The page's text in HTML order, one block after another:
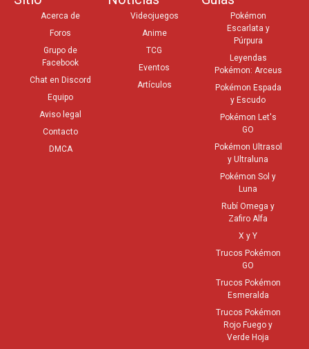
Acerca de
Foros
Grupo de
Facebook
Chat en Discord
Equipo
Aviso legal
Contacto
DMCA
Videojuegos
Anime
TCG
Eventos
Artículos
Pokémon
Escarlata y
Púrpura
Leyendas
Pokémon: Arceus
Pokémon Espada
y Escudo
Pokémon Let's
GO
Pokémon Ultrasol
y Ultraluna
Pokémon Sol y
Luna
Rubí Omega y
Zafiro Alfa
X y Y
Trucos Pokémon
GO
Trucos Pokémon
Esmeralda
Trucos Pokémon
Rojo Fuego y
Verde Hoja